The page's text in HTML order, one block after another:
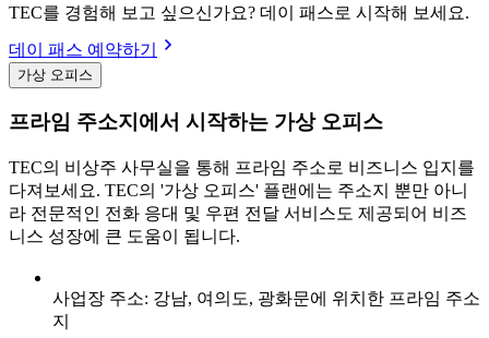
TEC를 경험해 보고 싶으신가요? 데이 패스로 시작해 보세요.
데이 패스 예약하기
가상 오피스
프라임 주소지에서 시작하는 가상 오피스
TEC의 비상주 사무실을 통해 프라임 주소로 비즈니스 입지를
다져보세요. TEC의 '가상 오피스' 플랜에는 주소지 뿐만 아니
라 전문적인 전화 응대 및 우편 전달 서비스도 제공되어 비즈
니스 성장에 큰 도움이 됩니다.
사업장 주소: 강남, 여의도, 광화문에 위치한 프라임 주소
지